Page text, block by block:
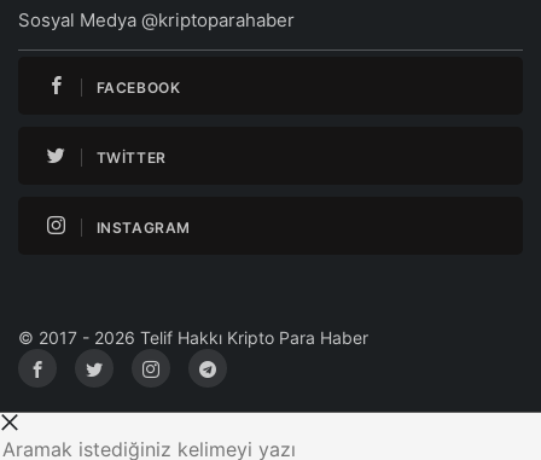
Sosyal Medya @kriptoparahaber
FACEBOOK
TWITTER
INSTAGRAM
© 2017 - 2026 Telif Hakkı Kripto Para Haber